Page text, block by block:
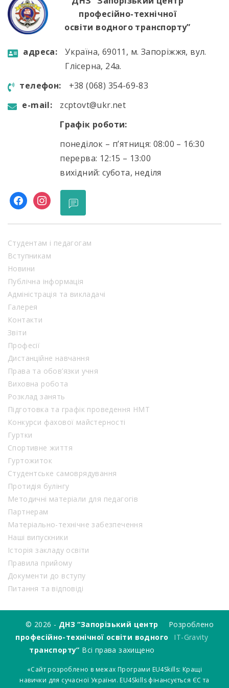
професійно-технічної
освіти водного транспорту”
aдресa:
Україна, 69011, м. Запоріжжя, вул.
Глісерна, 24а.
телефон:
+38 (068) 354-69-83
e-mail:
zcptovt@ukr.net
Графік роботи:
понеділок – п’ятниця: 08:00 – 16:30
перерва: 12:15 – 13:00
вихідний: субота, неділя
facebookinstagram
Студентам і педагогам
Вступникам
Новини
Публічна інформація
Адміністрація та викладачі
Галерея
Контакти
Звіти
Професії
Дистанційне навчання
Права та обов’язки учня
Виховна робота
Розклад занять
Підготовка та графік проведення НМТ
Конкурси фахової майстерності
Гуртки
Спортивне життя
Гуртожиток
Студентське самоврядування
Протидія булінгу
Методичні матеріали для педагогів
Партнерам
Матеріально-технічне забезпечення
Наші випускники
Історія закладу освіти
Правила прийому
Документи до вступу
Питання та відповіді
© 2026 - ДНЗ “Запорізький центр
професійно-технічної освіти водного
транспорту” Всі права захищено
Розроблено
IT-Gravity
«Сайт розроблено в межах Програми EU4Skills: Кращі
навички для сучасної України. EU4Skills фінансується ЄС та